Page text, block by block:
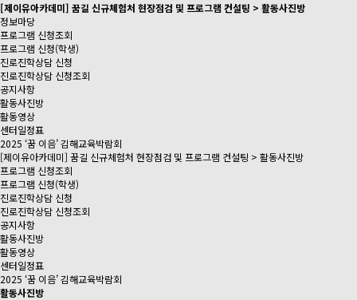
[제이유아카데미] 꿈길 신규체험처 현장점검 및 프로그램 컨설팅 > 활동사진방
정보마당
프로그램 신청조회
프로그램 신청(학생)
진로진학상담 신청
진로진학상담 신청조회
공지사항
활동사진방
활동영상
센터일정표
2025 ‘꿈 이음’ 김해교육박람회
[제이유아카데미] 꿈길 신규체험처 현장점검 및 프로그램 컨설팅 > 활동사진방
프로그램 신청조회
프로그램 신청(학생)
진로진학상담 신청
진로진학상담 신청조회
공지사항
활동사진방
활동영상
센터일정표
2025 ‘꿈 이음’ 김해교육박람회
활동사진방